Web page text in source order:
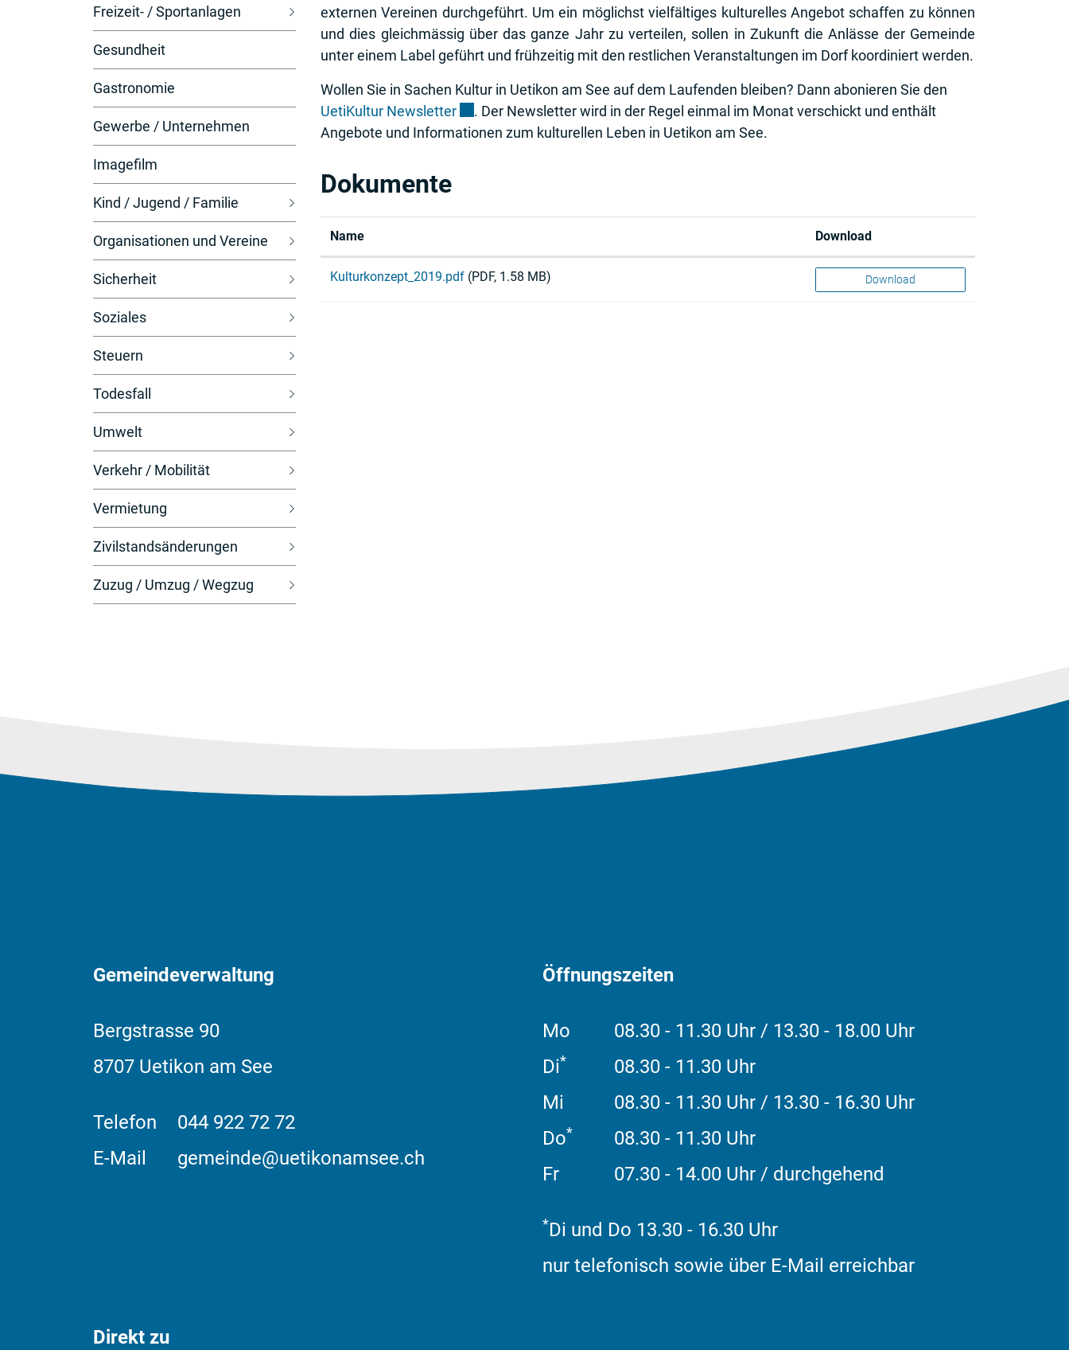
Freizeit- / Sportanlagen
Gesundheit
Gastronomie
Gewerbe / Unternehmen
Imagefilm
Kind / Jugend / Familie
Organisationen und Vereine
Sicherheit
Soziales
Steuern
Todesfall
Umwelt
Verkehr / Mobilität
Vermietung
Zivilstandsänderungen
Zuzug / Umzug / Wegzug
externen Vereinen durchgeführt. Um ein möglichst vielfältiges kulturelles Angebot schaffen zu können
und dies gleichmässig über das ganze Jahr zu verteilen, sollen in Zukunft die Anlässe der Gemeinde
unter einem Label geführt und frühzeitig mit den restlichen Veranstaltungen im Dorf koordiniert werden.
Wollen Sie in Sachen Kultur in Uetikon am See auf dem Laufenden bleiben? Dann abonieren Sie den
UetiKultur NewsletterExterner Link wird in einem neuen Fenster geöffnet.
. Der Newsletter wird in der Regel einmal im Monat verschickt und enthält
Angebote und Informationen zum kulturellen Leben in Uetikon am See.
Dokumente
Name Download
Kulturkonzept_2019.pdf (PDF, 1.58 MB) Download
Gemeindeverwaltung
Bergstrasse 90
8707 Uetikon am See
Telefon
044 922 72 72
E-Mail
gemeinde@uetikonamsee.ch
Öffnungszeiten
Mo
08.30 - 11.30 Uhr / 13.30 - 18.00 Uhr
Di*
08.30 - 11.30 Uhr
Mi
08.30 - 11.30 Uhr / 13.30 - 16.30 Uhr
Do*
08.30 - 11.30 Uhr
Fr
07.30 - 14.00 Uhr / durchgehend
*Di und Do 13.30 - 16.30 Uhr
nur telefonisch sowie über E-Mail erreichbar
Direkt zu